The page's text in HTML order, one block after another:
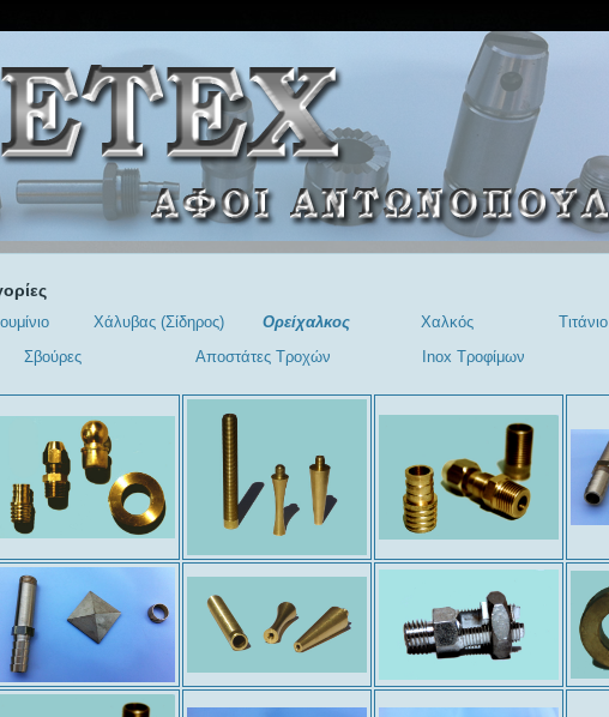
Χάλυβας (Σίδηρος) Ορείχαλκος Χαλκός Τιτάνιο
Σβούρες
Αποστάτες Τροχών Inox Τροφίμων